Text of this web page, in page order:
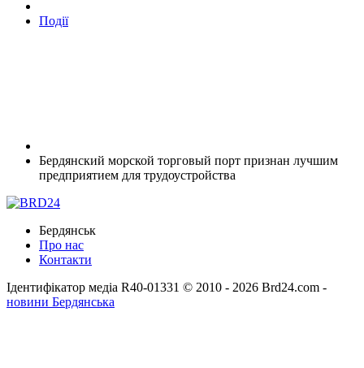
Події
Бердянский морской торговый порт признан лучшим
предприятием для трудоустройства
Бердянськ
Про нас
Контакти
Ідентифікатор медіа R40-01331 © 2010 - 2026 Brd24.com -
новини Бердянська